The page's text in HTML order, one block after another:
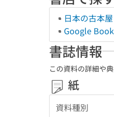
日本の古本屋
Google
書誌情報
この資料の詳細や
紙
資料種別